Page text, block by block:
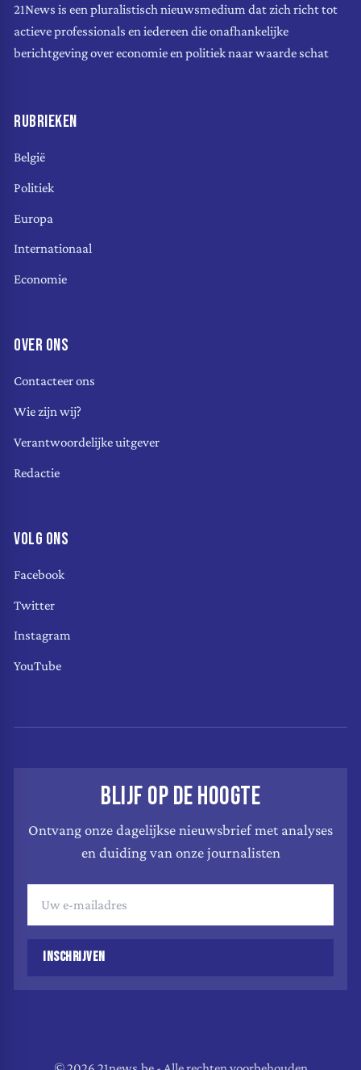
21News is een pluralistisch nieuwsmedium dat zich richt tot
actieve professionals en iedereen die onafhankelijke
berichtgeving over economie en politiek naar waarde schat
RUBRIEKEN
België
Politiek
Europa
Internationaal
Economie
OVER ONS
Contacteer ons
Wie zijn wij?
Verantwoordelijke uitgever
Redactie
VOLG ONS
Facebook
Twitter
Instagram
YouTube
BLIJF OP DE HOOGTE
Ontvang onze dagelijkse nieuwsbrief met analyses
en duiding van onze journalisten
INSCHRIJVEN